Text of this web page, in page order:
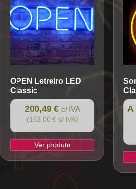
options
may
be
chosen
on
product
page
OPEN Letreiro LED
Classic
200,49 € c/ IVA
(163,00 € s/ IVA)
Ver produto
A